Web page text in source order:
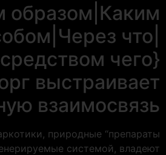
образом|Каким
что|
чего}
выстраивает
взаимосвязь
природные “препараты
системой, владеют